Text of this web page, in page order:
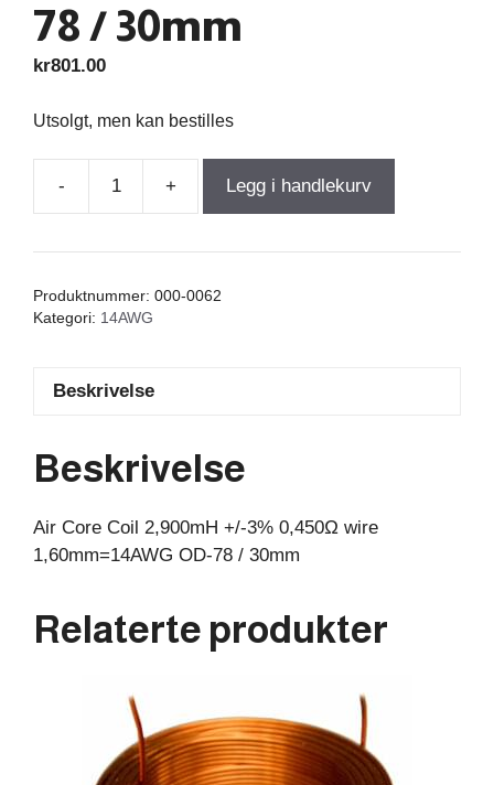
78 / 30mm
kr801.00
Utsolgt, men kan bestilles
-
Coil
antall
+ Legg i handlekurv
Produktnummer: 000-0062
Kategori: 14AWG
Beskrivelse
Beskrivelse
Air Core Coil 2,900mH +/-3% 0,450Ω wire
1,60mm=14AWG OD-78 / 30mm
Relaterte produkter